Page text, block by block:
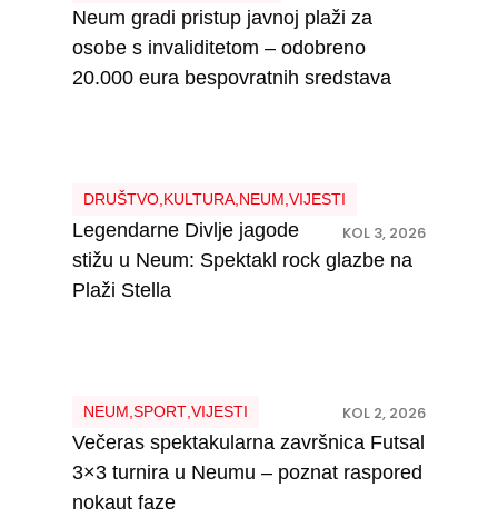
Neum gradi pristup javnoj plaži za
osobe s invaliditetom – odobreno
20.000 eura bespovratnih sredstava
DRUŠTVO, KULTURA, NEUM VIJESTI
KOL 3, 2026
Legendarne Divlje jagode
stižu u Neum: Spektakl rock glazbe na
Plaži Stella
NEUM SPORT, VIJESTI KOL 2, 2026
Večeras spektakularna završnica Futsal
3×3 turnira u Neumu – poznat raspored
nokaut faze